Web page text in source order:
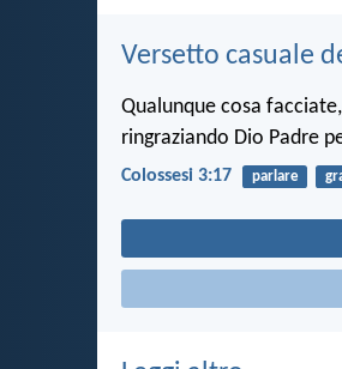
Versetto casuale
Qualunque cosa
ringraziando Dio Padre
Colossesi 3:17 parlare